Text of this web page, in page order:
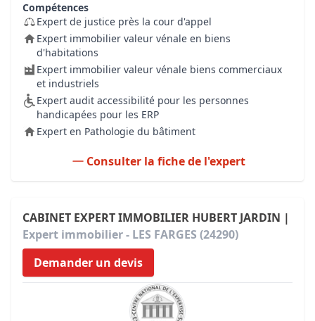
Compétences
Expert de justice près la cour d'appel
Expert immobilier valeur vénale en biens
d'habitations
Expert immobilier valeur vénale biens commerciaux
et industriels
Expert audit accessibilité pour les personnes
handicapées pour les ERP
Expert en Pathologie du bâtiment
Consulter la fiche de l'expert
CABINET EXPERT IMMOBILIER HUBERT JARDIN |
Expert immobilier - LES FARGES (24290)
Demander un devis